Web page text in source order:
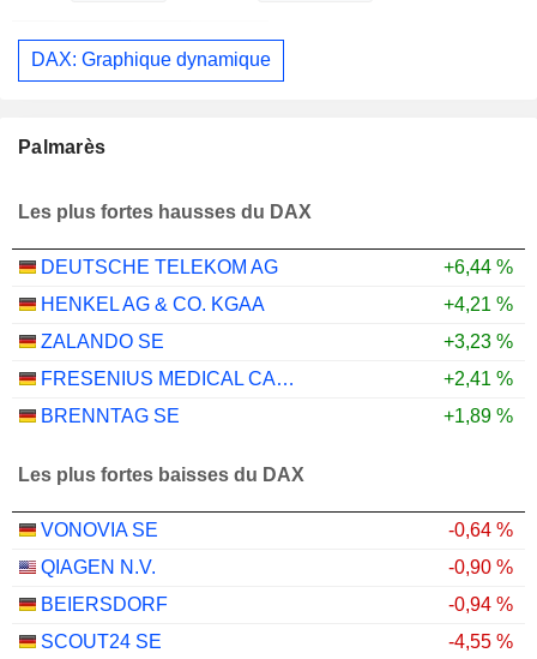
DAX: Graphique dynamique
Palmarès
Les plus fortes hausses du DAX
DEUTSCHE TELEKOM AG
+6,44 %
HENKEL AG & CO. KGAA
+4,21 %
ZALANDO SE
+3,23 %
FRESENIUS MEDICAL CARE AG
+2,41 %
BRENNTAG SE
+1,89 %
Les plus fortes baisses du DAX
VONOVIA SE
-0,64 %
QIAGEN N.V.
-0,90 %
BEIERSDORF
-0,94 %
SCOUT24 SE
-4,55 %